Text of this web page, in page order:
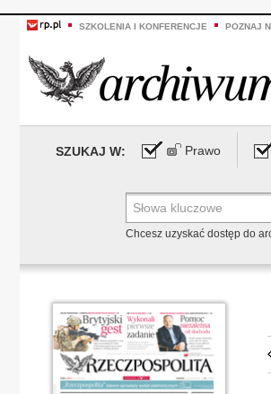
SZKOLENIA I KONFERENCJE POZNAJ
SZUKAJ W: Prawo
Chcesz uzyskać dostęp do